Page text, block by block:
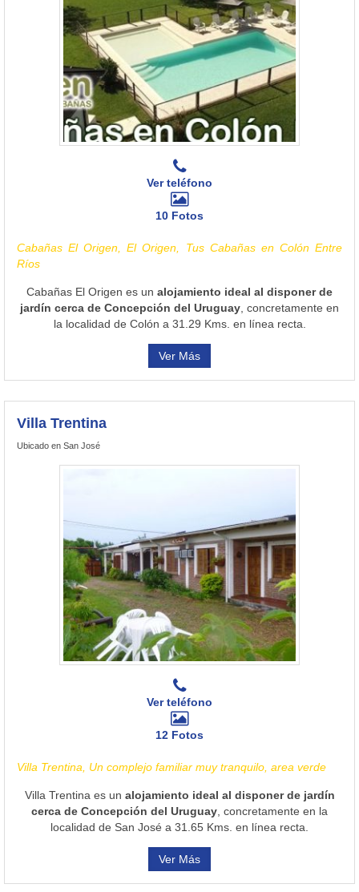
Ver teléfono
10 Fotos
Cabañas El Origen, El Origen, Tus Cabañas en Colón Entre
Ríos
Cabañas El Origen es un alojamiento ideal al disponer de
jardín cerca de Concepción del Uruguay , concretamente en
la localidad de Colón a 31.29 Kms. en línea recta.
Ver Más
Villa Trentina
Ubicado en San José
Ver teléfono
12 Fotos
Villa Trentina, Un complejo familiar muy tranquilo, area verde
Villa Trentina es un alojamiento ideal al disponer de jardín
cerca de Concepción del Uruguay , concretamente en la
localidad de San José a 31.65 Kms. en línea recta.
Ver Más